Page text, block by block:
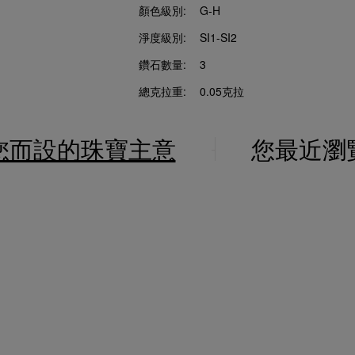
顏色級別:
G-H
淨度級別:
SI1-SI2
鑽石數量:
3
總克拉重:
0.05克拉
而設的珠寶主意 您最近瀏